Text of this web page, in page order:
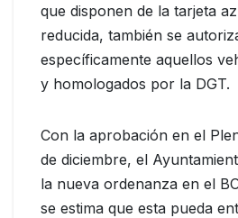
que disponen de la tarjeta
reducida, también se
específicamente aquellos
y homologados por la DGT.
Con la aprobación en el
de diciembre, el
la nueva ordenanza en el
se estima que esta pueda